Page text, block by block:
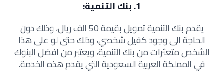
1. بنك التنمية:
يقدم بنك التنمية تمويل بقيمة 50 الف ريال، وذلك دون
الحاجة الى وجود كفيل شخصي، وذلك حتى لو على هذا
الشخص متعثرات من بنك التنمية، ويعتبر من افضل البنوك
في المملكة العربية السعودية التي يقدم هذه الخدمة.